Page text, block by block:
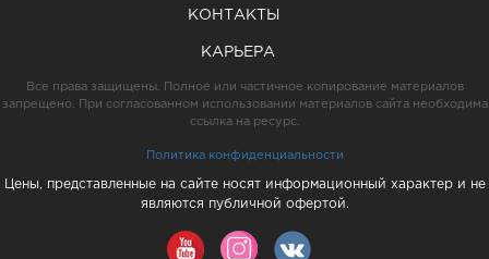
КОНТАКТЫ
КАРЬЕРА
Все права защищены. Полное или частичное копирование материалов
запрещено. При согласованном использовании материалов сайта необходима
ссылка на ресурс.
Политика конфиденциальности
Цены, представленные на сайте носят информационный характер и не
являются публичной офертой.